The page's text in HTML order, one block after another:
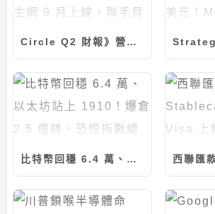
Circle Q2 財報》營收突破 7 億美元！Arc 主網 9 月上線，聯手貝萊德推動 BUIDL 代幣化
比特幣回穩 6.4 萬、以太坊站上 1910！爆倉 2.5 億鎂、恐慌指數續回落